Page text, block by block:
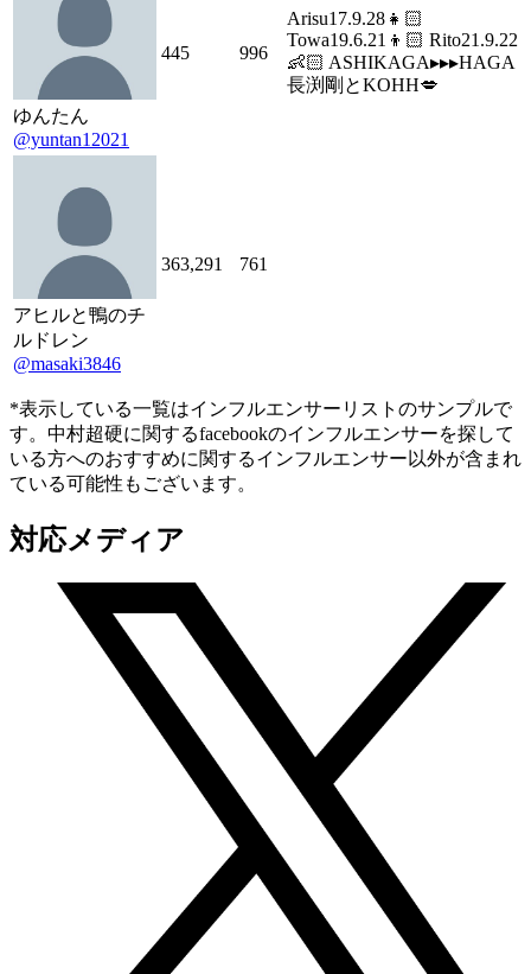
ゆんたん
@yuntan12021
445 996
Arisu17.9.28👧🏻
Towa19.6.21👦🏻 Rito21.9.22
👶🏻 ASHIKAGA▸▸▸HAGA
長渕剛とKOHH💋
アヒルと鴨のチ
ルドレン
@masaki3846
363,291 761
*表示している一覧はインフルエンサーリストのサンプルで
す。中村超硬に関するfacebookのインフルエンサーを探して
いる方へのおすすめに関するインフルエンサー以外が含まれ
ている可能性もございます。
対応メディア